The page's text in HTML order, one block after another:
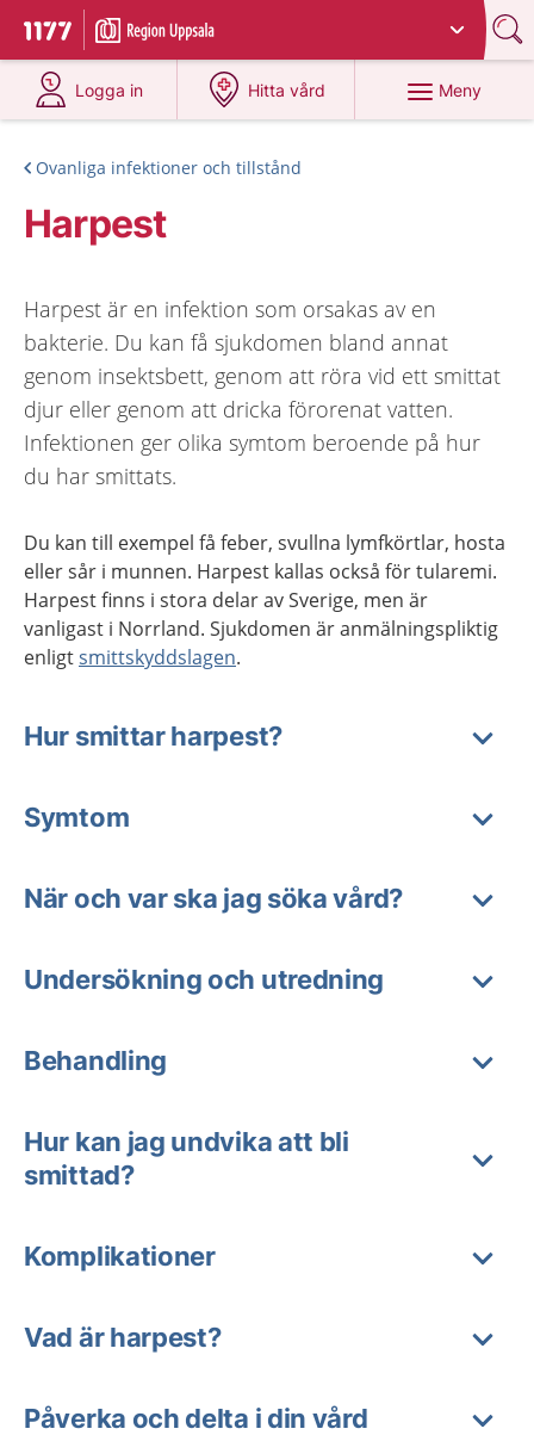
Till startsidan för 1177
Du har valt region
Logga in
på 1177.se
Hitta vård
på 1177.se
Meny
Ovanliga infektioner och tillstånd
Harpest
Harpest är en infektion som orsakas av en
bakterie. Du kan få sjukdomen bland annat
genom insektsbett, genom att röra vid ett smittat
djur eller genom att dricka förorenat vatten.
Infektionen ger olika symtom beroende på hur
du har smittats.
Du kan till exempel få feber, svullna lymfkörtlar, hosta
eller sår i munnen. Harpest kallas också för tularemi.
Harpest finns i stora delar av Sverige, men är
vanligast i Norrland. Sjukdomen är anmälningspliktig
enligtsmittskyddslagen.
Hur smittar harpest?
Symtom
När och var ska jag söka vård?
Undersökning och utredning
Behandling
Hur kan jag undvika att bli
smittad?
Komplikationer
Vad är harpest?
Påverka och delta i din vård